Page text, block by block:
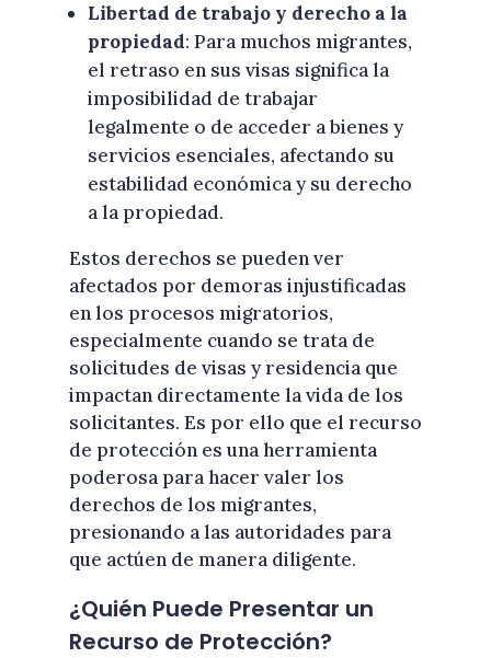
Libertad de trabajo y derecho a la
propiedad: Para muchos migrantes,
el retraso en sus visas significa la
imposibilidad de trabajar
legalmente o de acceder a bienes y
servicios esenciales, afectando su
estabilidad económica y su derecho
a la propiedad.
Estos derechos se pueden ver
afectados por demoras injustificadas
en los procesos migratorios,
especialmente cuando se trata de
solicitudes de visas y residencia que
impactan directamente la vida de los
solicitantes. Es por ello que el recurso
de protección es una herramienta
poderosa para hacer valer los
derechos de los migrantes,
presionando a las autoridades para
que actúen de manera diligente.
¿Quién Puede Presentar un
Recurso de Protección?